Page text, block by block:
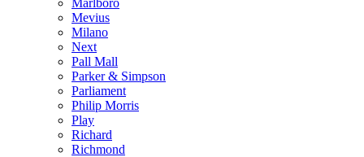
Marlboro
Mevius
Milano
Next
Pall Mall
Parker & Simpson
Parliament
Philip Morris
Play
Richard
Richmond